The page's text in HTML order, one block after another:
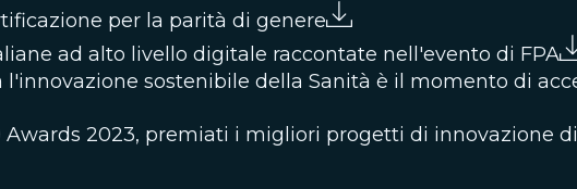
per la parità di genere
ad alto livello digitale raccontate nell'evento di FPA
l'innovazione sostenibile della Sanità è il momento di
Awards 2023, premiati i migliori progetti di innovazione